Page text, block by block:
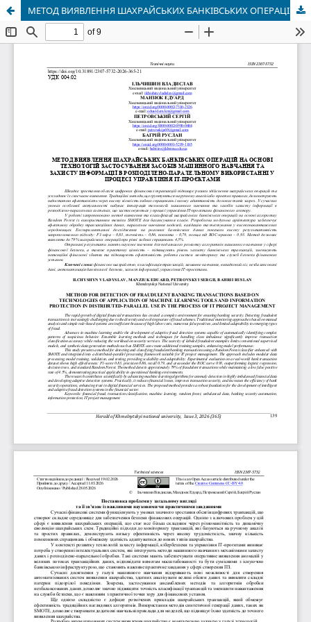
МЕТОД ВИЯВЛЕННЯ ШАХРАЙСЬКИХ БАНКІВСЬКИХ ОПЕРАЦІЙ НА ОСНОВІ ТЕХНОЛОГІЙ ЗАСТОСУВАННЯ ЗАСОБІВ МАШИННОГО НАВЧАННЯ ТА ЗАХИСТУ ІНФОРМАЦІЇ В РОЗПОДІЛЕНО-ПАРАЛЕЛЬНОМУ ВИКОРИСТАННІ У ПРОЦЕСІ УПРАВЛІННЯ ІТ-ПРОЄКТАМИ